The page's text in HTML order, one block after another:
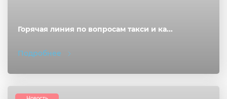
Горячая линия по вопросам такси и ка...
Подробнее